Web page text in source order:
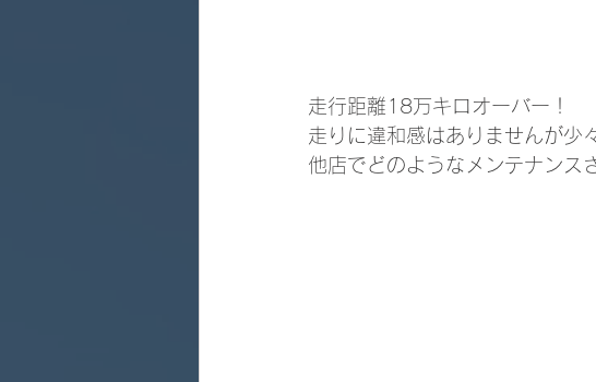
走行距離18万キロオーバー！
走りに違和感はありませんが少
他店でどのようなメンテナンス